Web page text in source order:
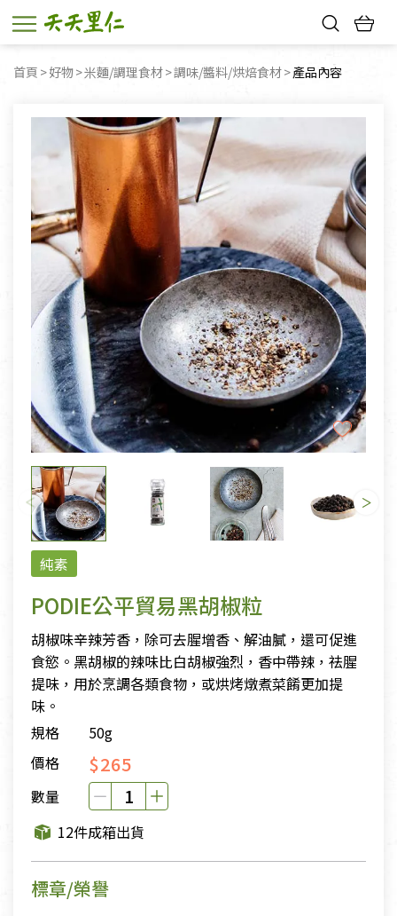
首頁 好物 米麵/調理食材 調味/醬料/烘焙食材 目前頁面：
產品內容
純素
PODIE公平貿易黑胡椒粒
胡椒味辛辣芳香，除可去腥增香、解油膩，還可促進
食慾。黑胡椒的辣味比白胡椒強烈，香中帶辣，祛腥
提味，用於烹調各類食物，或烘烤燉煮菜餚更加提
味。
規格
50g
價格
$265
數量
12件成箱出貨
標章/榮譽